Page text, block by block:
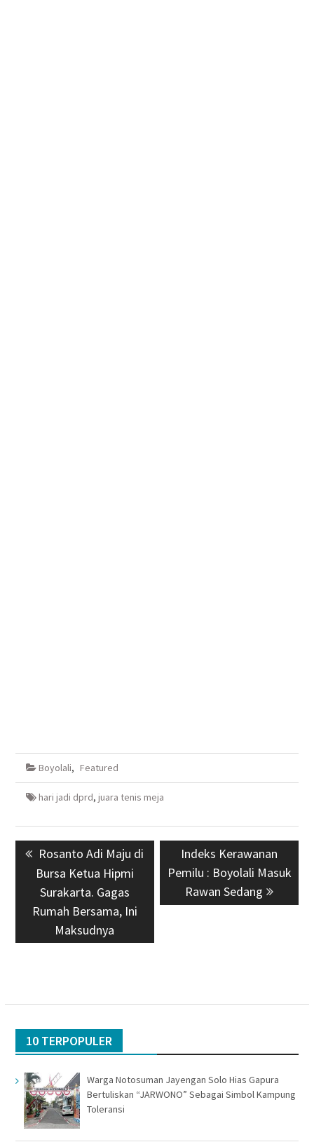
Boyolali, Featured
hari jadi dprd, juara tenis meja
Navigasi
pos Previous
post:
Rosanto Adi Maju di
Bursa Ketua Hipmi
Surakarta. Gagas
Rumah Bersama, Ini
Maksudnya
Next
post:
Indeks Kerawanan
Pemilu : Boyolali Masuk
Rawan Sedang
10 TERPOPULER
Warga Notosuman Jayengan Solo Hias Gapura
Bertuliskan “JARWONO” Sebagai Simbol Kampung
Toleransi